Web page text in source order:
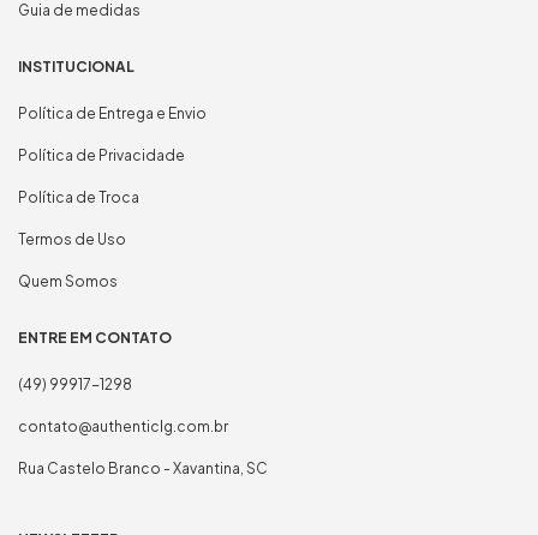
Guia de medidas
INSTITUCIONAL
Política de Entrega e Envio
Política de Privacidade
Política de Troca
Termos de Uso
Quem Somos
ENTRE EM CONTATO
(49) 99917-1298
contato@authenticlg.com.br
Rua Castelo Branco - Xavantina, SC